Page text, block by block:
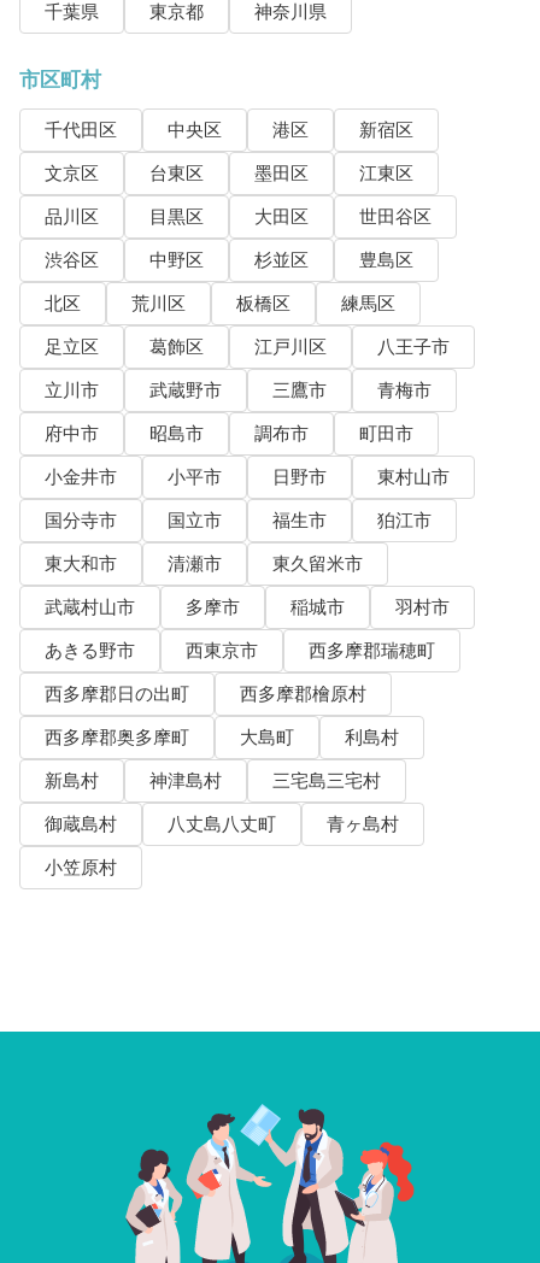
千葉県
東京都 神奈川県
市区町村
千代田区 中央区 港区
新宿区
文京区
台東区 墨田区
江東区
品川区
目黒区 大田区
世田谷区
渋谷区
中野区 杉並区
豊島区
北区
荒川区 板橋区
練馬区
足立区
葛飾区 江戸川区
八王子市
立川市
武蔵野市 三鷹市
青梅市
府中市
昭島市 調布市
町田市
小金井市
小平市 日野市
東村山市
国分寺市
国立市 福生市
狛江市
東大和市
清瀬市
東久留米市
武蔵村山市
多摩市 稲城市
羽村市
あきる野市
西東京市
西多摩郡瑞穂町
西多摩郡日の出町
西多摩郡檜原村
西多摩郡奥多摩町
大島町
利島村
新島村
神津島村
三宅島三宅村
御蔵島村
八丈島八丈町
青ヶ島村
小笠原村